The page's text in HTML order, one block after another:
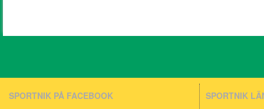
SPORTNIK PÅ FACEBOOK SPORTNIK